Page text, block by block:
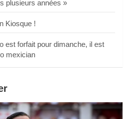
plusieurs années »
Kiosque !
est forfait pour dimanche, il est
mexician